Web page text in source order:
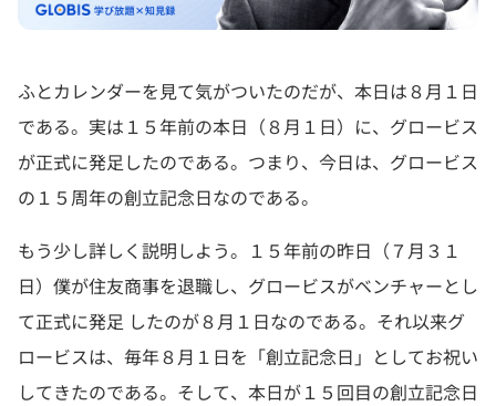
ふとカレンダーを見て気がついたのだが、本日は８月１日
である。実は１５年前の本日（８月１日）に、グロービス
が正式に発足したのである。つまり、今日は、グロービス
の１５周年の創立記念日なのである。
もう少し詳しく説明しよう。１５年前の昨日（７月３１
日）僕が住友商事を退職し、グロービスがベンチャーとし
て正式に発足 したのが８月１日なのである。それ以来グ
ロービスは、毎年８月１日を「創立記念日」としてお祝い
してきたのである。そして、本日が１５回目の創立記念日